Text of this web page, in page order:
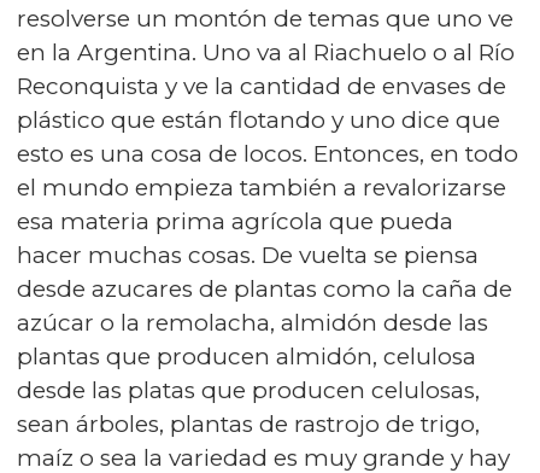
resolverse un montón de temas que uno ve
en la Argentina. Uno va al Riachuelo o al Río
Reconquista y ve la cantidad de envases de
plástico que están flotando y uno dice que
esto es una cosa de locos. Entonces, en todo
el mundo empieza también a revalorizarse
esa materia prima agrícola que pueda
hacer muchas cosas. De vuelta se piensa
desde azucares de plantas como la caña de
azúcar o la remolacha, almidón desde las
plantas que producen almidón, celulosa
desde las platas que producen celulosas,
sean árboles, plantas de rastrojo de trigo,
maíz o sea la variedad es muy grande y hay